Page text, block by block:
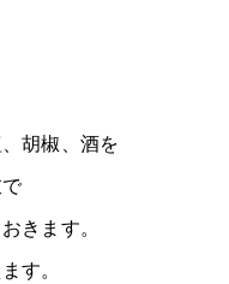
胡椒、酒を
きます。
す。